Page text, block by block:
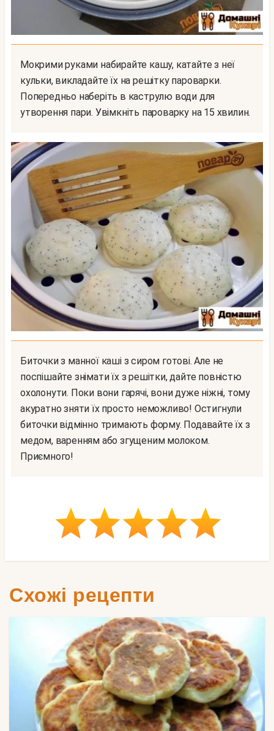
Мокрими руками набирайте кашу, катайте з неї
кульки, викладайте їх на решітку пароварки.
Попередньо наберіть в каструлю води для
утворення пари. Увімкніть пароварку на 15 хвилин.
Биточки з манної каші з сиром готові. Але не
поспішайте знімати їх з решітки, дайте повністю
охолонути. Поки вони гарячі, вони дуже ніжні, тому
акуратно зняти їх просто неможливо! Остигнули
биточки відмінно тримають форму. Подавайте їх з
медом, варенням або згущеним молоком.
Приємного!
Схожі рецепти